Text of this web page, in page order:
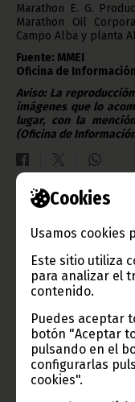
Cookies
Usamos cookies
Este sitio utiliza
para analizar el
contenido.
Puedes aceptar
botón "Aceptar
pulsando en el
configurarlas
cookies".
Marathon E. G.
Marathon Oil
Campo Alba y planta
Fuente: MMEI
Oficina de
Aviso: La
imágenes que lo
lugar, con la
(Oficina de
TVGE